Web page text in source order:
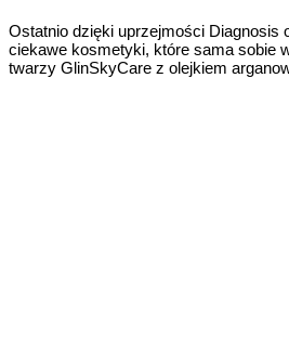
Ostatnio dzięki uprzejmości Diagnosis
ciekawe kosmetyki, które sama sobie
twarzy GlinSkyCare z olejkiem